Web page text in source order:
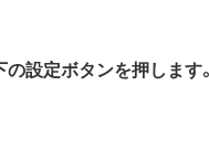
の設定ボタンを押します